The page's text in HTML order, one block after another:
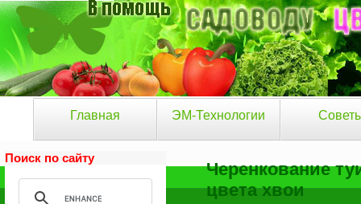
Главная ЭМ-Технологии
Поиск по сайту
Черенкование
цвета хвои